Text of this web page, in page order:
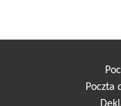
Poczta